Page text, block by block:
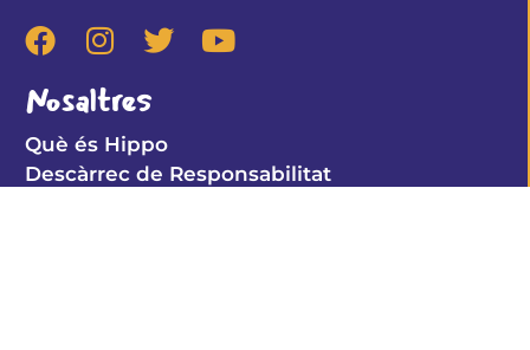
Nosaltres
Què és Hippo
Descàrrec de Responsabilitat